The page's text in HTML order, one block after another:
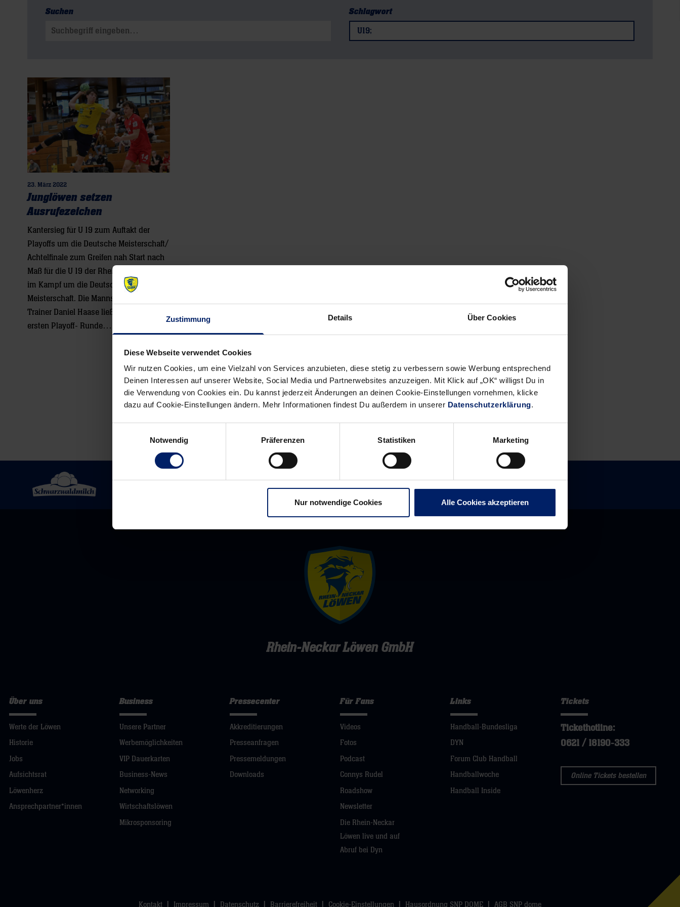
Zustimmung Details Über Cookies
Diese Webseite verwendet Cookies
Wir nutzen Cookies, um eine Vielzahl von Services anzubieten, diese stetig zu verbessern sowie Werbung entsprechend
Deinen Interessen auf unserer Website, Social Media und Partnerwebsites anzuzeigen. Mit Klick auf „OK“ willigst Du in
die Verwendung von Cookies ein. Du kannst jederzeit Änderungen an deinen Cookie-Einstellungen vornehmen, klicke
dazu auf Cookie-Einstellungen ändern. Mehr Informationen findest Du außerdem in unserer Datenschutzerklärung.
Notwendig
Präferenzen Statistiken Marketing
Nur notwendige Cookies Alle Cookies akzeptieren
Suchen
Suchen nach:
Schlagwort
U19;
23. März 2022
Junglöwen setzen
Ausrufezeichen
Kantersieg für U 19 zum Auftakt der
Playoffs um die Deutsche Meisterschaft/
Achtelfinale zum Greifen nah Start nach
Maß für die U 19 der Rhein-Neckar Löwen
im Kampf um die Deutsche
Meisterschaft. Die Mannschaft von
Trainer Daniel Haase ließ im Hinspiel der
ersten Playoff- Runde…
Rhein-Neckar Löwen GmbH
Über uns
Werte der Löwen
Historie
Jobs
Aufsichtsrat
Löwenherz
Ansprechpartner*innen
Business
Unsere Partner
Werbemöglichkeiten
VIP Dauerkarten
Business-News
Networking
Wirtschaftslöwen
Mikrosponsoring
Pressecenter
Akkreditierungen
Presseanfragen
Pressemeldungen
Downloads
Für Fans
Videos
Fotos
Podcast
Connys Rudel
Roadshow
Newsletter
Die Rhein-Neckar
Löwen live und auf
Abruf bei Dyn
Links
Handball-Bundesliga
DYN
Forum Club Handball
Handballwoche
Handball Inside
Tickets
Tickethotline:
0621 / 18190-333
Online Tickets bestellen
Kontakt Impressum Datenschutz Barrierefreiheit Cookie-Einstellungen Hausordnung SNP DOME AGB SNP dome